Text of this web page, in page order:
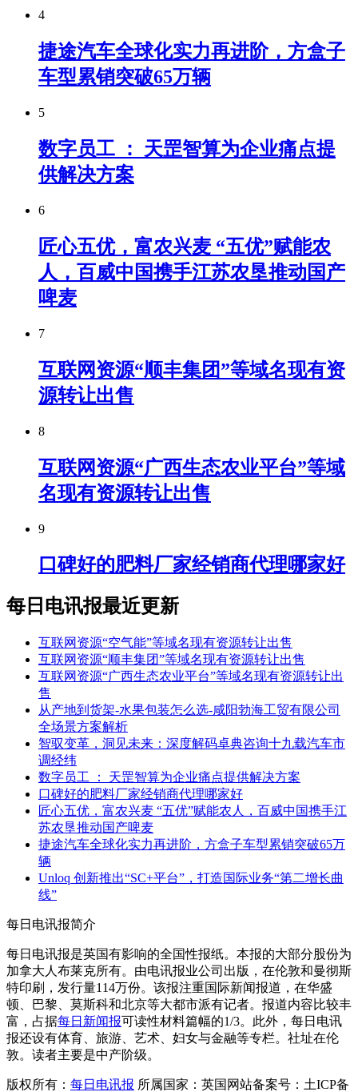
4
捷途汽车全球化实力再进阶，方盒子
车型累销突破65万辆
5
数字员工 ： 天罡智算为企业痛点提
供解决方案
6
匠心五优，富农兴麦 “五优”赋能农
人，百威中国携手江苏农垦推动国产
啤麦
7
互联网资源“顺丰集团”等域名现有资
源转让出售
8
互联网资源“广西生态农业平台”等域
名现有资源转让出售
9
口碑好的肥料厂家经销商代理哪家好
每日电讯报最近更新
互联网资源“空气能”等域名现有资源转让出售
互联网资源“顺丰集团”等域名现有资源转让出售
互联网资源“广西生态农业平台”等域名现有资源转让出
售
从产地到货架-水果包装怎么选-咸阳勃海工贸有限公司
全场景方案解析
智驭变革，洞见未来：深度解码卓典咨询十九载汽车市
调经纬
数字员工 ： 天罡智算为企业痛点提供解决方案
口碑好的肥料厂家经销商代理哪家好
匠心五优，富农兴麦 “五优”赋能农人，百威中国携手江
苏农垦推动国产啤麦
捷途汽车全球化实力再进阶，方盒子车型累销突破65万
辆
Unloq 创新推出“SC+平台”，打造国际业务“第二增长曲
线”
每日电讯报简介
每日电讯报是英国有影响的全国性报纸。本报的大部分股份为
加拿大人布莱克所有。由电讯报业公司出版，在伦敦和曼彻斯
特印刷，发行量114万份。该报注重国际新闻报道，在华盛
顿、巴黎、莫斯科和北京等大都市派有记者。报道内容比较丰
富，占据每日新闻报可读性材料篇幅的1/3。此外，每日电讯
报还设有体育、旅游、艺术、妇女与金融等专栏。社址在伦
敦。读者主要是中产阶级。
版权所有： 每日电讯报 所属国家：英国网站备案号：土ICP备